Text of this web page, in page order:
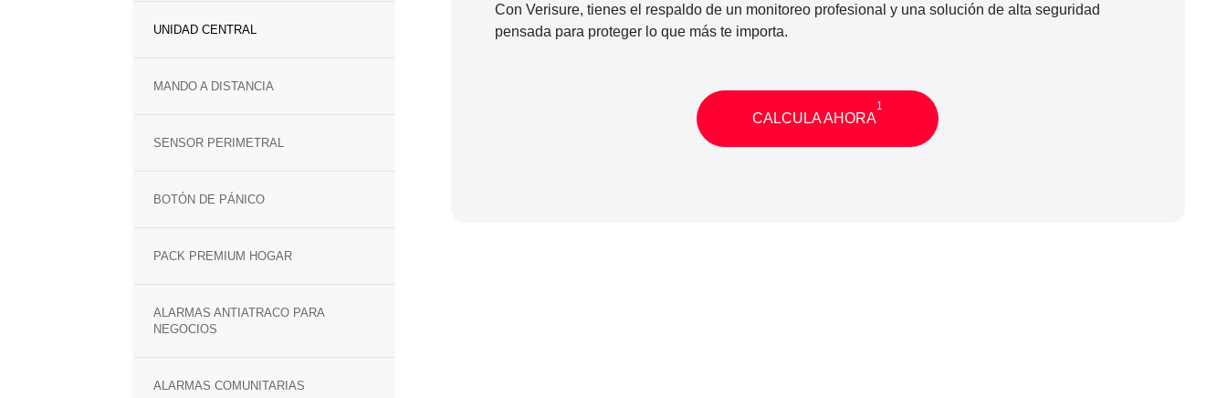
UNIDAD CENTRAL
MANDO A DISTANCIA
SENSOR PERIMETRAL
BOTÓN DE PÁNICO
PACK PREMIUM HOGAR
ALARMAS ANTIATRACO PARA
NEGOCIOS
ALARMAS COMUNITARIAS
Con Verisure, tienes el respaldo de un monitoreo profesional y una solución de alta seguridad
pensada para proteger lo que más te importa.
CALCULA AHORA
1